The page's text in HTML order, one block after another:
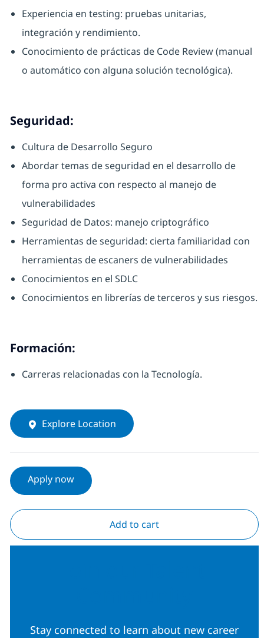
Experiencia en testing: pruebas unitarias,
integración y rendimiento.
Conocimiento de prácticas de Code Review (manual
o automático con alguna solución tecnológica).
Seguridad:
Cultura de Desarrollo Seguro
Abordar temas de seguridad en el desarrollo de
forma pro activa con respecto al manejo de
vulnerabilidades
Seguridad de Datos: manejo criptográfico
Herramientas de seguridad: cierta familiaridad con
herramientas de escaners de vulnerabilidades
Conocimientos en el SDLC
Conocimientos en librerías de terceros y sus riesgos.
Formación:
Carreras relacionadas con la Tecnología.
Explore Location
Apply now
Add to cart
Stay connected to learn about new career